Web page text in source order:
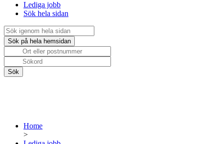
Lediga jobb
Sök hela sidan
Home
>